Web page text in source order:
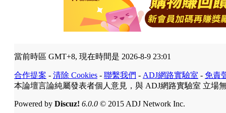
當前時區 GMT+8, 現在時間是 2026-8-9 23:01
合作提案 - 清除 Cookies - 聯繫我們 - ADJ網路實驗室 - 免責
本論壇言論純屬發表者個人意見，與 ADJ網路實驗室 立場
Powered by Discuz! 6.0.0 © 2015 ADJ Network Inc.